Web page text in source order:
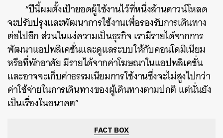
“ปีนี้ผมตั้งเป้ายอดผู้ใช้งานไว้ที่หนึ่งล้านดาวน์โหลด
จะปรับปรุงและพัฒนาการใช้งานเพื่อรองรับการเดินทาง
ต่อไปอีก ส่วนในแง่ความเป็นธุรกิจ เรามีรายได้จากการ
พัฒนาแอปพลิเคชั่นและดูแลระบบให้กับคอนโดมิเนียม
หรือที่พักอาศัย มีรายได้จากค่าโฆษณาในแอปพลิเคชั่น
และอาจจะเก็บค่าธรรมเนียมการใช้งานซึ่งจะไม่สูงไปกว่า
ค่าใช้จ่ายในการเดินทางของผู้เดินทางตามปกติ แต่นั่นยัง
เป็นเรื่องในอนาคต”
FACT BOX